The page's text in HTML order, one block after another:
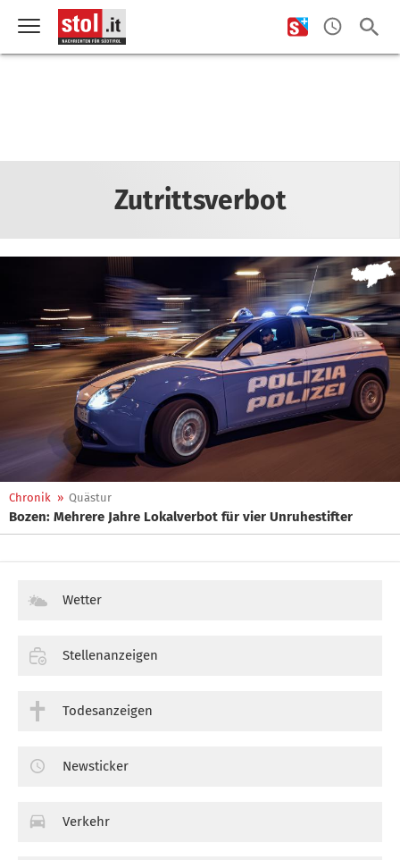
Zutrittsverbot
Chronik » Quästur
Bozen: Mehrere Jahre Lokalverbot für vier Unruhestifter
Wetter
Stellenanzeigen
Todesanzeigen
Newsticker
Verkehr